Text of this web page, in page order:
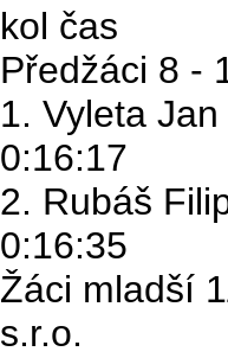
kol čas
Předžáci 8 -
1. Vyleta
0:16:17
2. Rubáš
0:16:35
Žáci mladší
s.r.o.